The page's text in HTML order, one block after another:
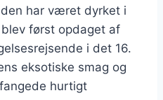
har været dyrket i
først opdaget af
i det 16.
eksotiske smag og
hurtigt